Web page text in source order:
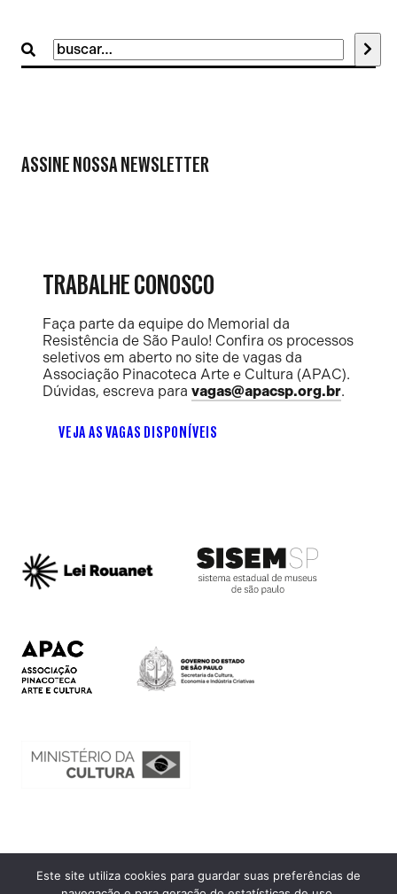
Buscar
por:
ASSINE NOSSA NEWSLETTER
TRABALHE CONOSCO
Faça parte da equipe do Memorial da
Resistência de São Paulo! Confira os processos
seletivos em aberto no site de vagas da
Associação Pinacoteca Arte e Cultura (APAC).
Dúvidas, escreva para vagas@apacsp.org.br.
VEJA AS VAGAS DISPONÍVEIS
Ouvidoria
Este site utiliza cookies para guardar suas preferências de